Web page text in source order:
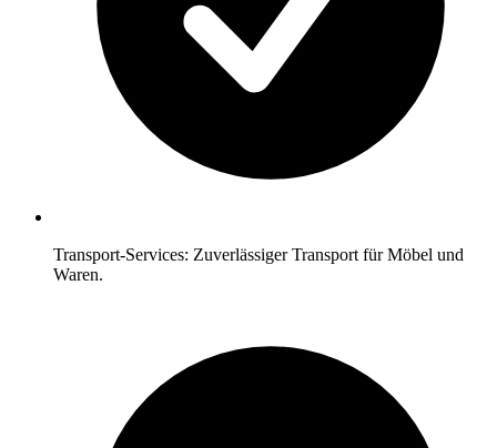
Transport-Services: Zuverlässiger Transport für Möbel und
Waren.